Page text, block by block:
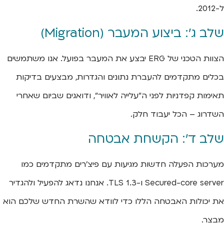
ל-2012.
שלב ג': ביצוע המעבר (Migration)
הצוות הטכני של ERG יבצע את המעבר בפועל. אנו משתמשים
בכלים מתקדמים להעברת נתונים והגדרות, מבצעים בדיקות
תאימות קפדניות לפני ה"עלייה לאוויר", ודואגים שביום שאחרי
השדרוג – הכל יעבוד חלק.
שלב ד': הקשחת אבטחה
מערכות הפעלה חדשות מגיעות עם פיצ'רים מתקדמים כמו
Secured-core server ו-TLS 1.3. אנחנו נדאג להפעיל ולהגדיר
את יכולות האבטחה הללו כדי לוודא שהשרת החדש שלכם הוא
מבצר.